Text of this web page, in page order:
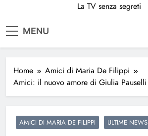
La TV senza segreti
MENU
Home
Amici di Maria De Filippi
Amici: il nuovo amore di Giulia Pauselli
AMICI DI MARIA DE FILIPPI ULTIME NEWS